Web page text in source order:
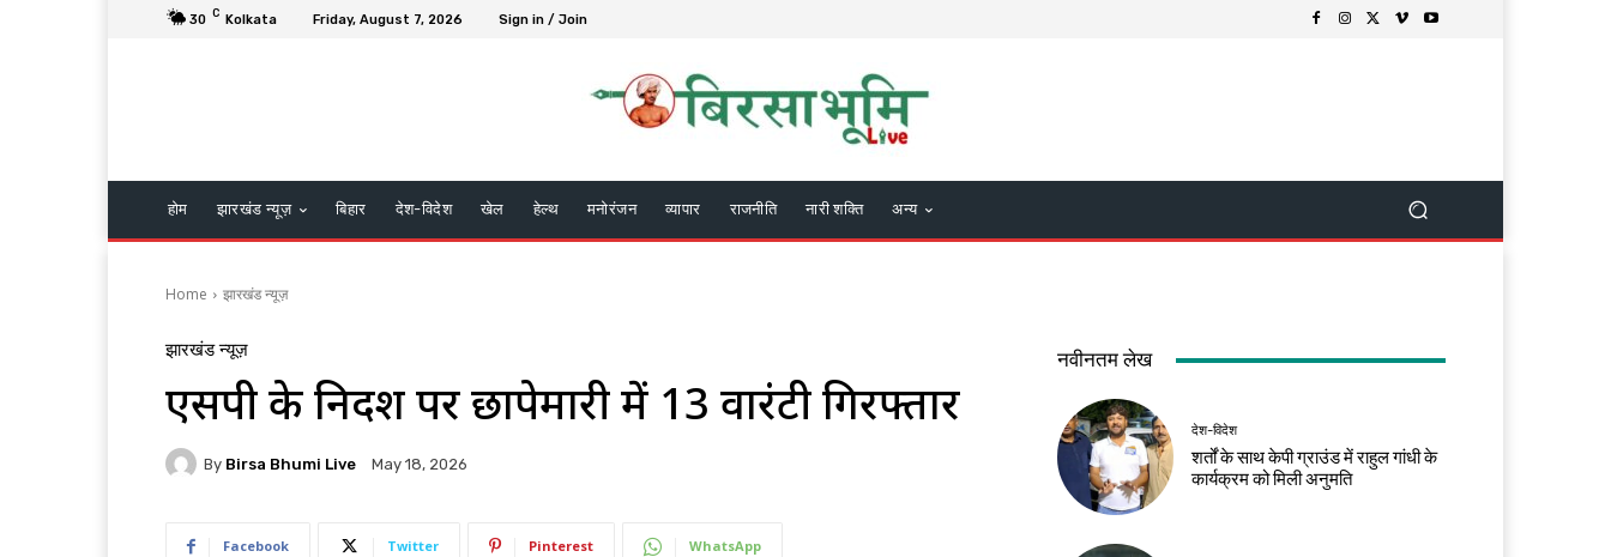
30 C Kolkata Friday, August 7, 2026 Sign in / Join
होम झारखंड न्यूज़ बिहार देश-विदेश खेल हेल्थ मनोरंजन व्यापार राजनीति नारी शक्ति अन्य
Home झारखंड न्यूज़
झारखंड न्यूज़
एसपी के निर्देश पर छापेमारी में 13 वारंटी गिरफ्तार
By Birsa Bhumi Live May 18, 2026
Facebook Twitter Pinterest WhatsApp
नवीनतम लेख
देश-विदेश
शर्तों के साथ केपी ग्राउंड में राहुल गांधी के
कार्यक्रम को मिली अनुमति